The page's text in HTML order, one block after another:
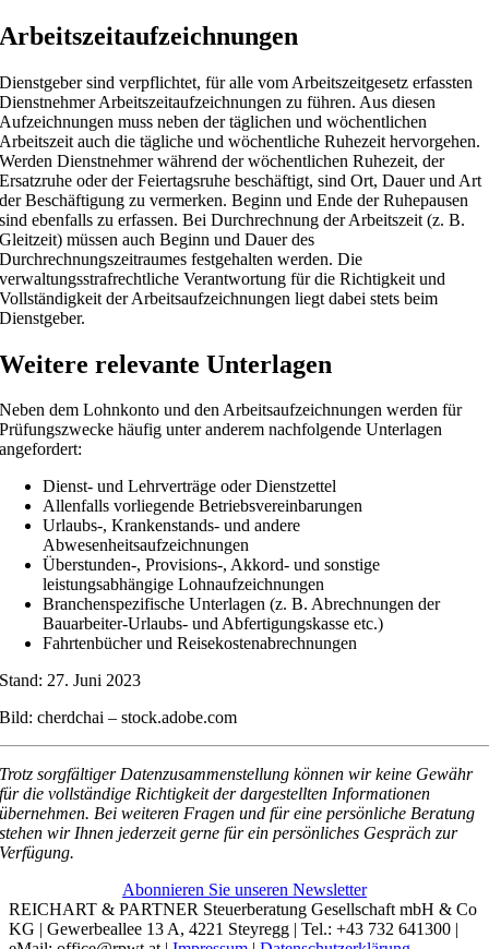
Arbeitszeitaufzeichnungen
Dienstgeber sind verpflichtet, für alle vom Arbeitszeitgesetz erfassten
Dienstnehmer Arbeitszeitaufzeichnungen zu führen. Aus diesen
Aufzeichnungen muss neben der täglichen und wöchentlichen
Arbeitszeit auch die tägliche und wöchentliche Ruhezeit hervorgehen.
Werden Dienstnehmer während der wöchentlichen Ruhezeit, der
Ersatzruhe oder der Feiertagsruhe beschäftigt, sind Ort, Dauer und Art
der Beschäftigung zu vermerken. Beginn und Ende der Ruhepausen
sind ebenfalls zu erfassen. Bei Durchrechnung der Arbeitszeit (z. B.
Gleitzeit) müssen auch Beginn und Dauer des
Durchrechnungszeitraumes festgehalten werden. Die
verwaltungsstrafrechtliche Verantwortung für die Richtigkeit und
Vollständigkeit der Arbeitsaufzeichnungen liegt dabei stets beim
Dienstgeber.
Weitere relevante Unterlagen
Neben dem Lohnkonto und den Arbeitsaufzeichnungen werden für
Prüfungszwecke häufig unter anderem nachfolgende Unterlagen
angefordert:
Dienst- und Lehrverträge oder Dienstzettel
Allenfalls vorliegende Betriebsvereinbarungen
Urlaubs-, Krankenstands- und andere
Abwesenheitsaufzeichnungen
Überstunden-, Provisions-, Akkord- und sonstige
leistungsabhängige Lohnaufzeichnungen
Branchenspezifische Unterlagen (z. B. Abrechnungen der
Bauarbeiter-Urlaubs- und Abfertigungskasse etc.)
Fahrtenbücher und Reisekostenabrechnungen
Stand: 27. Juni 2023
Bild: cherdchai – stock.adobe.com
Trotz sorgfältiger Datenzusammenstellung können wir keine Gewähr
für die vollständige Richtigkeit der dargestellten Informationen
übernehmen. Bei weiteren Fragen und für eine persönliche Beratung
stehen wir Ihnen jederzeit gerne für ein persönliches Gespräch zur
Verfügung.
Abonnieren Sie unseren Newsletter
REICHART & PARTNER Steuerberatung Gesellschaft mbH & Co
KG | Gewerbeallee 13 A, 4221 Steyregg | Tel.: +43 732 641300 |